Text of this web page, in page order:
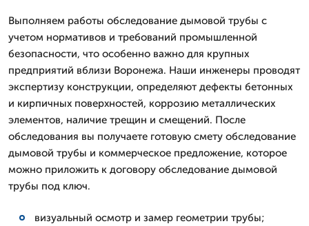
Выполняем работы обследование дымовой трубы с
учетом нормативов и требований промышленной
безопасности, что особенно важно для крупных
предприятий вблизи Воронежа. Наши инженеры проводят
экспертизу конструкции, определяют дефекты бетонных
и кирпичных поверхностей, коррозию металлических
элементов, наличие трещин и смещений. После
обследования вы получаете готовую смету обследование
дымовой трубы и коммерческое предложение, которое
можно приложить к договору обследование дымовой
трубы под ключ.
визуальный осмотр и замер геометрии трубы;